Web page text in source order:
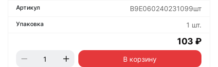
B9E060240231099шт
1 шт.
103 ₽
В корзину